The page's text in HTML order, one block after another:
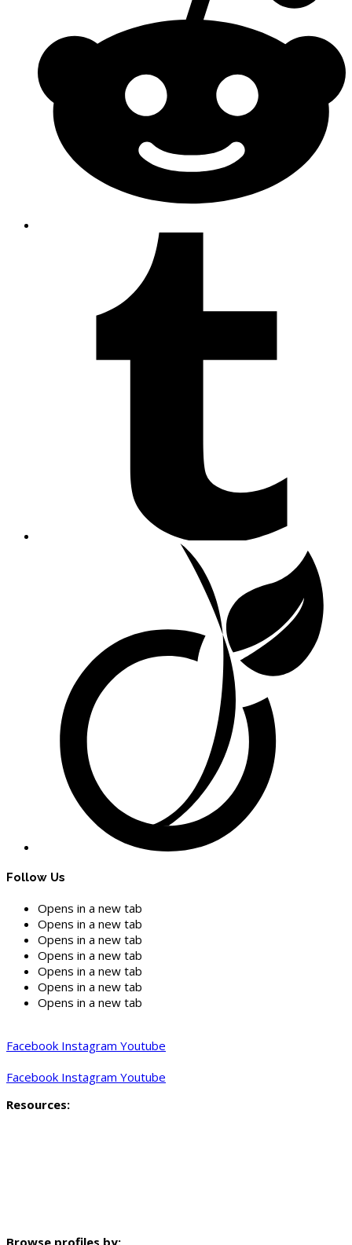
Follow Us
Opens in a new tab
Opens in a new tab
Opens in a new tab
Opens in a new tab
Opens in a new tab
Opens in a new tab
Opens in a new tab
Facebook Instagram Youtube
Facebook Instagram Youtube
Resources:
Browse profiles by: